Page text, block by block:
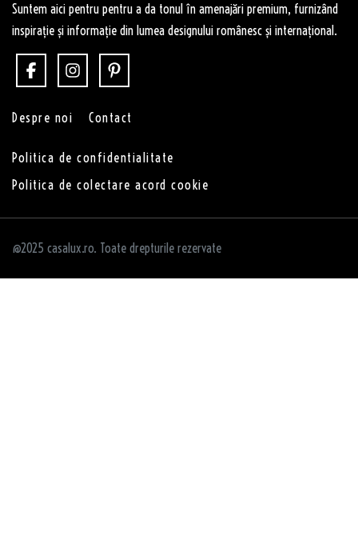
Suntem aici pentru pentru a da tonul în amenajări premium, furnizând
inspirație și informație din lumea designului românesc și internațional.
Despre noi Contact
Politica de confidentialitate
Politica de colectare acord cookie
@2025 casalux.ro. Toate drepturile rezervate